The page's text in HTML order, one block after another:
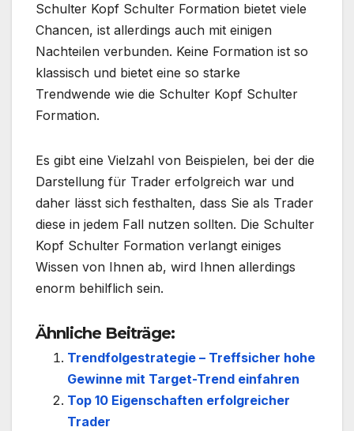
Schulter Kopf Schulter Formation bietet viele
Chancen, ist allerdings auch mit einigen
Nachteilen verbunden. Keine Formation ist so
klassisch und bietet eine so starke
Trendwende wie die Schulter Kopf Schulter
Formation.
Es gibt eine Vielzahl von Beispielen, bei der die
Darstellung für Trader erfolgreich war und
daher lässt sich festhalten, dass Sie als Trader
diese in jedem Fall nutzen sollten. Die Schulter
Kopf Schulter Formation verlangt einiges
Wissen von Ihnen ab, wird Ihnen allerdings
enorm behilflich sein.
Ähnliche Beiträge:
Trendfolgestrategie – Treffsicher hohe
Gewinne mit Target-Trend einfahren
Top 10 Eigenschaften erfolgreicher
Trader